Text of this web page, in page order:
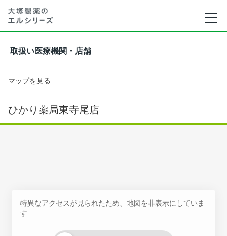
取扱い医療機関・店舗
マップを見る
ひかり薬局東寺尾店
特異なアクセスが見られたため、地図を非表示にしていま
す